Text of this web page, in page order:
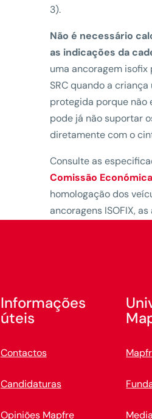
3).
Não é necessário
as indicações da
uma ancoragem
SRC quando a
protegida porque não
pode já não suportar
diretamente com o
Consulte as
Comissão
homologação dos
ancoragens ISOFIX,
Informações
úteis
Contactos
Candidaturas
Opiniões Mapfre